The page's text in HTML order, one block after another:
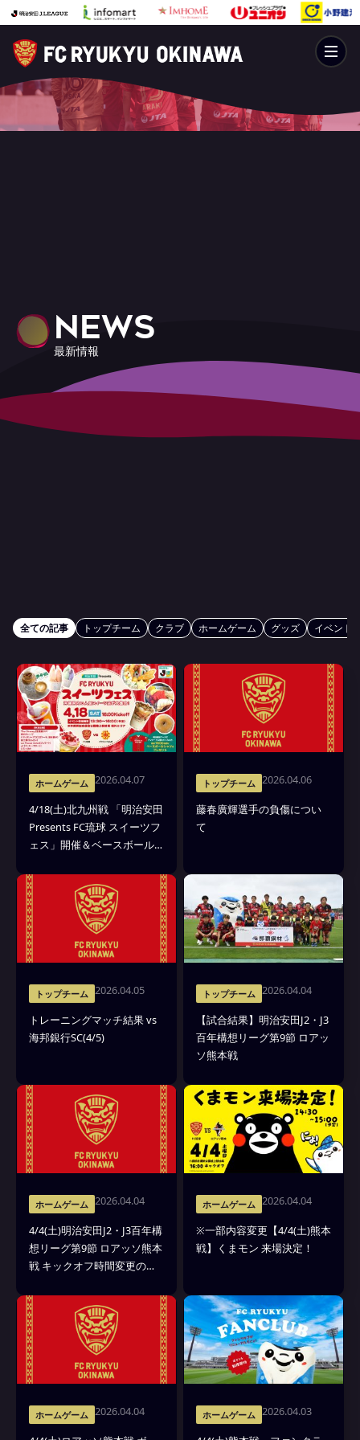
NEWS
最新情報
全ての記事 トップチーム クラブ ホームゲーム グッズ イベント
ホームゲーム 2026.04.07
4/18(土)北九州戦 「明治安田
Presents FC琉球 スイーツフ
ェス」開催＆ベースボール
トップチーム 2026.04.06
藤春廣輝選手の負傷につい
て
トップチーム 2026.04.05
トレーニングマッチ結果 vs
海邦銀行SC(4/5)
トップチーム 2026.04.04
【試合結果】明治安田J2・J3
百年構想リーグ第9節 ロアッ
ソ熊本戦
ホームゲーム 2026.04.04
4/4(土)明治安田J2・J3百年構
想リーグ第9節 ロアッソ熊本
戦 キックオフ時間変更のお
ホームゲーム 2026.04.04
※一部内容変更【4/4(土)熊本
戦】くまモン 来場決定！
ホームゲーム 2026.04.04 ホームゲーム 2026.04.03